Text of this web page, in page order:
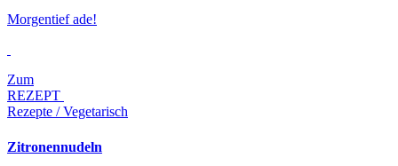
Morgentief ade!
Zum
REZEPT
Rezepte / Vegetarisch
Zitronennudeln